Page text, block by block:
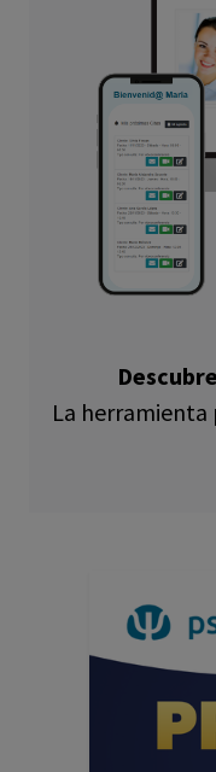
La herramienta